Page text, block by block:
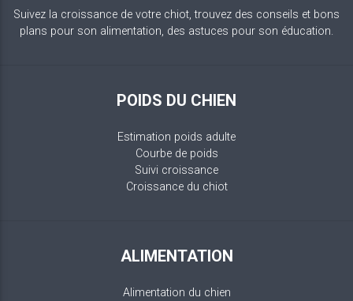
Suivez la croissance de votre chiot, trouvez des conseils et bons
plans pour son alimentation, des astuces pour son éducation.
POIDS DU CHIEN
Estimation poids adulte
Courbe de poids
Suivi croissance
Croissance du chiot
ALIMENTATION
Alimentation du chien